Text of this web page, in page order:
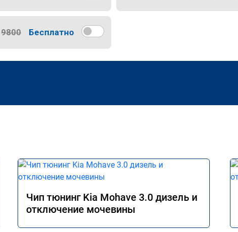
9800 Бесплатно
Чип тюнинг Kia Mohave 3.0 дизель и
отключение мочевины